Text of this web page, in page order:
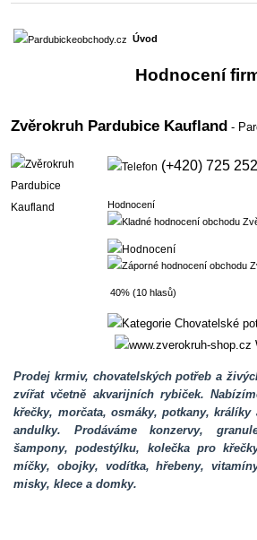
Úvod
Hodnocení
Zvěrokruh Pardubice Kaufland -
(+420) 725
Hodnocení
40% (10 hlasů)
Prodej krmiv, chovatelských potřeb a
zvířat včetně akvarijních rybiček.
křečky, morčata, osmáky, potkany, králíky
andulky. Prodáváme konzervy,
šampony, podestýlku, kolečka pro
míčky, obojky, vodítka, hřebeny,
misky, klece a domky.